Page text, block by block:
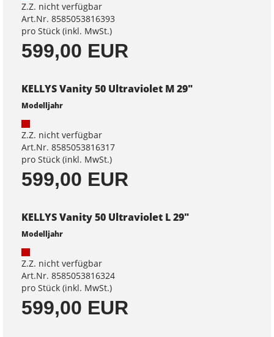
Z.Z. nicht verfügbar
Art.Nr. 8585053816393
pro Stück (inkl. MwSt.)
599,00 EUR
KELLYS Vanity 50 Ultraviolet M 29"
Modelljahr
Z.Z. nicht verfügbar
Art.Nr. 8585053816317
pro Stück (inkl. MwSt.)
599,00 EUR
KELLYS Vanity 50 Ultraviolet L 29"
Modelljahr
Z.Z. nicht verfügbar
Art.Nr. 8585053816324
pro Stück (inkl. MwSt.)
599,00 EUR